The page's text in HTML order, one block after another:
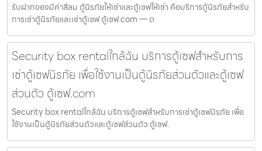
รับฝากของมีค่าสีลม ตู้นิรภัยให้เช่าและตู้เซฟให้เช่า คือบริการตู้นิรภัยสำหรับ
การเช่าตู้นิรภัยและเช่าตู้เซฟ ตู้เซฟ.com — ต
Security box rentalใกล้ฉัน บริการตู้เซฟสำหรับการ
เช่าตู้เซฟนิรภัย เพื่อใช้งานเป็นตู้นิรภัยส่วนตัวและตู้เซฟ
ส่วนตัว ตู้เซฟ.com
Security box rentalใกล้ฉัน บริการตู้เซฟสำหรับการเช่าตู้เซฟนิรภัย เพื่อ
ใช้งานเป็นตู้นิรภัยส่วนตัวและตู้เซฟส่วนตัว ตู้เซฟ.